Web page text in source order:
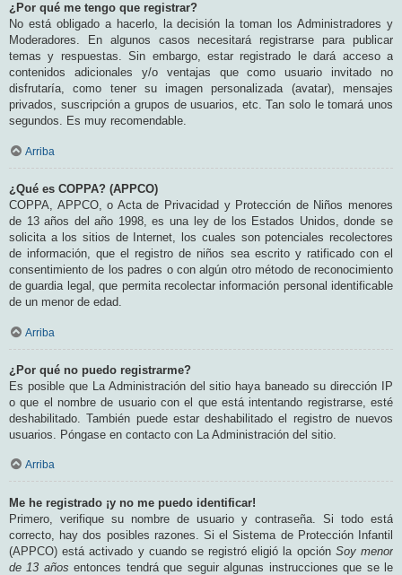
¿Por qué me tengo que registrar?
No está obligado a hacerlo, la decisión la toman los Administradores y
Moderadores. En algunos casos necesitará registrarse para publicar
temas y respuestas. Sin embargo, estar registrado le dará acceso a
contenidos adicionales y/o ventajas que como usuario invitado no
disfrutaría, como tener su imagen personalizada (avatar), mensajes
privados, suscripción a grupos de usuarios, etc. Tan solo le tomará unos
segundos. Es muy recomendable.
Arriba
¿Qué es COPPA? (APPCO)
COPPA, APPCO, o Acta de Privacidad y Protección de Niños menores
de 13 años del año 1998, es una ley de los Estados Unidos, donde se
solicita a los sitios de Internet, los cuales son potenciales recolectores
de información, que el registro de niños sea escrito y ratificado con el
consentimiento de los padres o con algún otro método de reconocimiento
de guardia legal, que permita recolectar información personal identificable
de un menor de edad.
Arriba
¿Por qué no puedo registrarme?
Es posible que La Administración del sitio haya baneado su dirección IP
o que el nombre de usuario con el que está intentando registrarse, esté
deshabilitado. También puede estar deshabilitado el registro de nuevos
usuarios. Póngase en contacto con La Administración del sitio.
Arriba
Me he registrado ¡y no me puedo identificar!
Primero, verifique su nombre de usuario y contraseña. Si todo está
correcto, hay dos posibles razones. Si el Sistema de Protección Infantil
(APPCO) está activado y cuando se registró eligió la opción Soy menor
de 13 años entonces tendrá que seguir algunas instrucciones que se le